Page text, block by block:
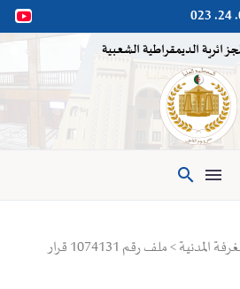
الديمقراطية الشعبية

> الغرف المدنية > الغرفة المدنية > ملف رقم 1074131 قرار